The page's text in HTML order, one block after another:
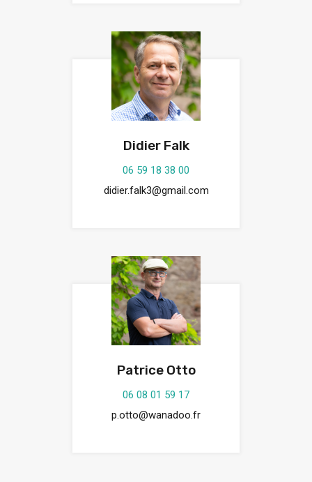
Didier Falk
06 59 18 38 00
didier.falk3@gmail.com
Patrice Otto
06 08 01 59 17
p.otto@wanadoo.fr